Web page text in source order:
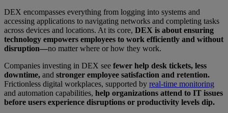
DEX encompasses everything from logging into systems and
accessing applications to navigating networks and completing tasks
across devices and locations. At its core, DEX is about ensuring
technology empowers employees to work efficiently and without
disruption—no matter where or how they work.
Companies investing in DEX see fewer help desk tickets, less
downtime, and stronger employee satisfaction and retention.
Frictionless digital workplaces, supported by real-time monitoring
and automation capabilities, help organizations attend to IT issues
before users experience disruptions or productivity levels dip.